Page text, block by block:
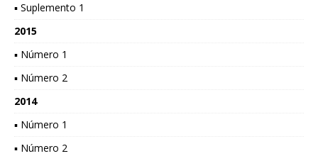
▪ Suplemento 1
2015
▪ Número 1
▪ Número 2
2014
▪ Número 1
▪ Número 2